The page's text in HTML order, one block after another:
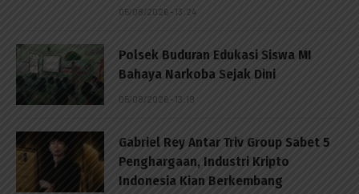
05/08/2026 - 13:24
Polsek Buduran Edukasi Siswa MI
Bahaya Narkoba Sejak Dini
05/08/2026 - 13:19
Gabriel Rey Antar Triv Group Sabet 5
Penghargaan, Industri Kripto
Indonesia Kian Berkembang